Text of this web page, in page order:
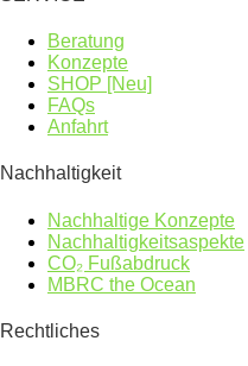
Beratung
Konzepte
SHOP [Neu]
FAQs
Anfahrt
Nachhaltigkeit
Nachhaltige Konzepte
Nachhaltigkeitsaspekte
CO₂ Fußabdruck
MBRC the Ocean
Rechtliches